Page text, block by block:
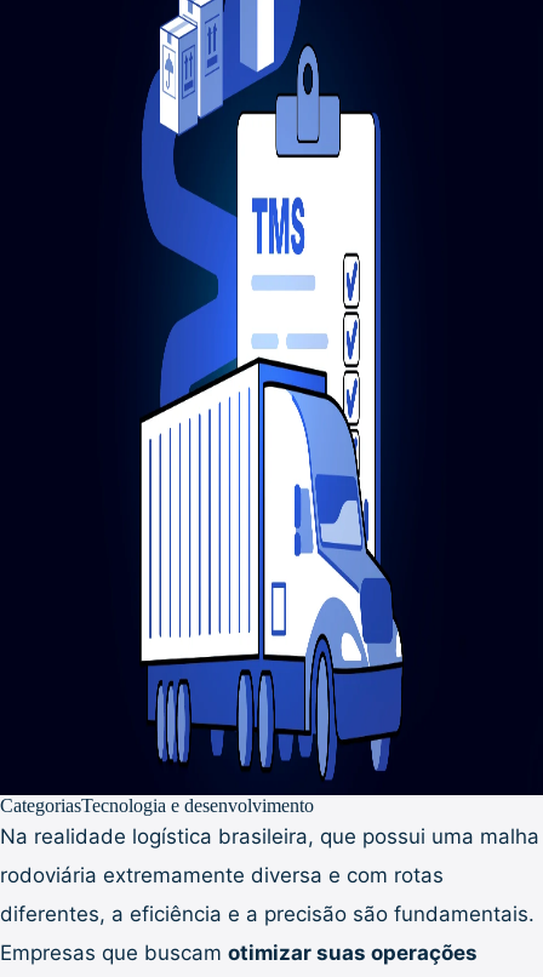
CategoriasTecnologia e desenvolvimento
Na realidade logística brasileira, que possui uma malha
rodoviária extremamente diversa e com rotas
diferentes, a eficiência e a precisão são fundamentais.
Empresas que buscam otimizar suas operações